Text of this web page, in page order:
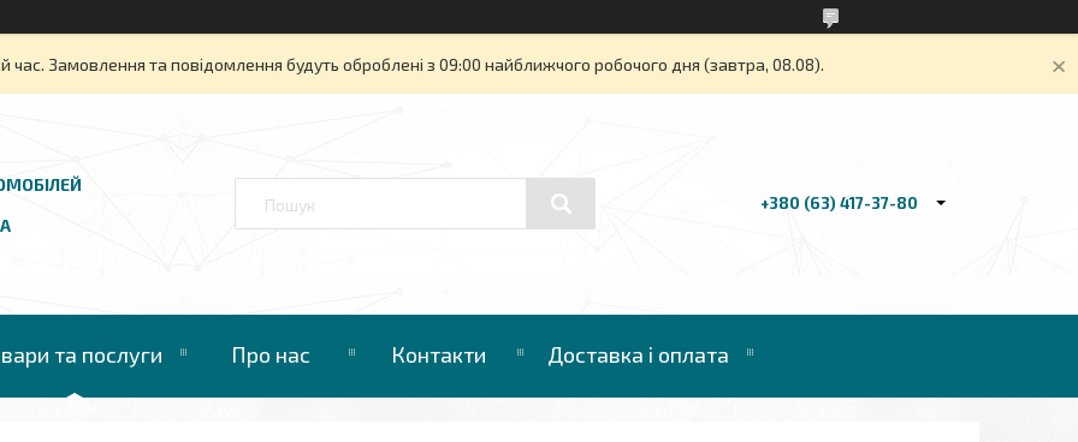
час. Замовлення та повідомлення будуть оброблені з 09:00 найближчого робочого дня (завтра, 08.08).
+380 (63) 417-37-80
та послуги Про нас Контакти Доставка і оплата